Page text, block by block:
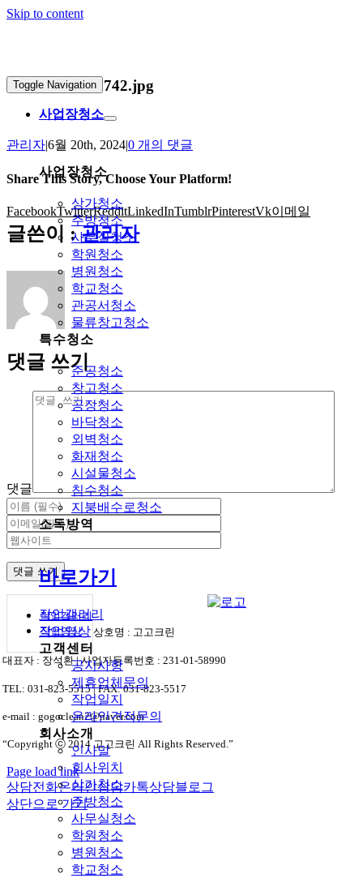
Skip to content
Toggle Navigation
사업장청소
사업장청소
상가청소
주방청소
사무실청소
학원청소
병원청소
학교청소
관공서청소
물류창고청소
특수청소
준공청소
창고청소
공장청소
바닥청소
외벽청소
화재청소
시설물청소
침수청소
지붕배수로청소
소독방역
바로가기
작업갤러리
작업영상
고객센터
공지사항
제휴업체문의
작업일지
온라인견적문의
회사소개
인사말
회사위치
상가청소
주방청소
사무실청소
학원청소
병원청소
학교청소
20240620_181742.jpg
관리자|6월 20th, 2024|0 개의 댓글
Share This Story, Choose Your Platform!
FacebookTwitterRedditLinkedInTumblrPinterestVk이메일
글쓴이 :관리자
댓글 쓰기
댓글
작업갤러리
작업영상
상호명 : 고고크린
대표자 : 장석환 | 사업자등록번호 : 231-01-58990
TEL: 031-823-5515 | FAX: 031-823-5517
e-mail : gogoclean2@naver.com
“Copyright ⓒ 2014 고고크린 All Rights Reserved.”
Page load link
상담전화온라인상담카톡상담블로그
상단으로 가기